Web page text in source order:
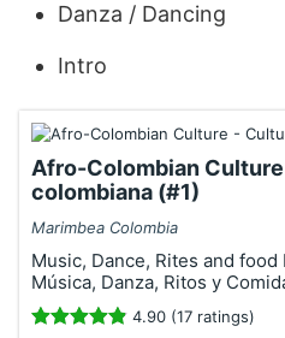
Danza / Dancing
Intro
Afro-Colombian
colombiana (#1)
Marimbea Colombia
Music, Dance, Rites and
Música, Danza, Ritos y
4.90 (17 ratings)